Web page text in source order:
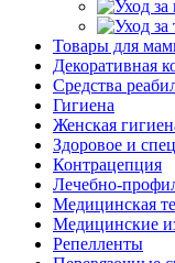
Товары для
Декоративная
Средства
Гигиена
Женская
Здоровое и
Контрацепция
Лечебно-
Медицинская
Медицинские
Репелленты